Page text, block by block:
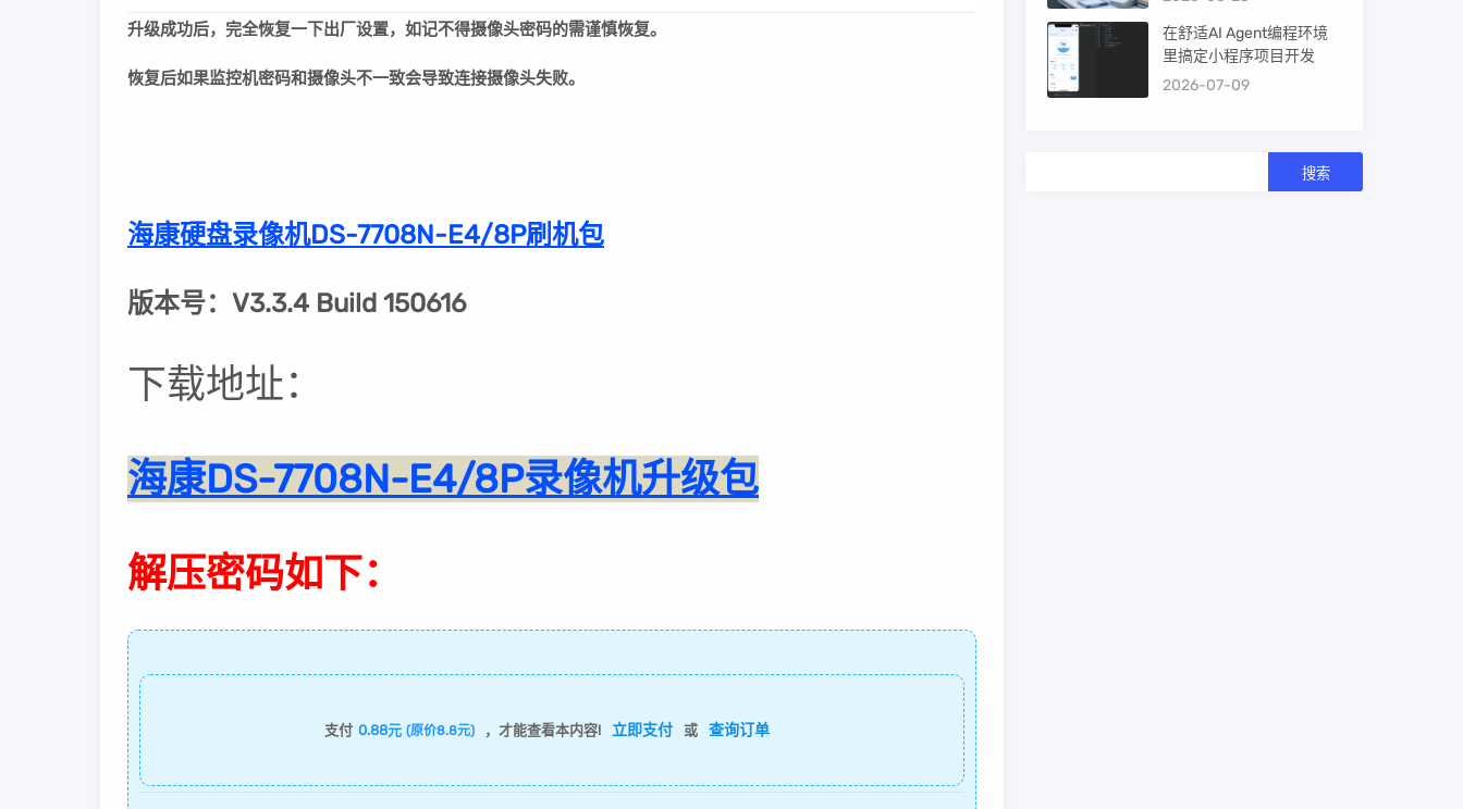
升级成功后，完全恢复一下出厂设置，如记不得摄像头密码的需谨慎恢复。
恢复后如果监控机密码和摄像头不一致会导致连接摄像头失败。
海康硬盘录像机DS-7708N-E4/8P刷机包
版本号：V3.3.4 Build 150616
下载地址：
海康DS-7708N-E4/8P录像机升级包
解压密码如下：
支付 0.88元 (原价8.8元) ，才能查看本内容! 立即支付 或 查询订单
在舒适AI Agent编程环境
里搞定小程序项目开发
2026-07-09